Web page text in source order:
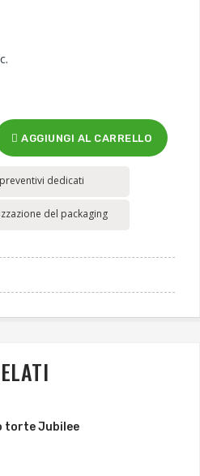
AGGIUNGI AL CARRELLO
dedicati
del packaging
torte Jubilee